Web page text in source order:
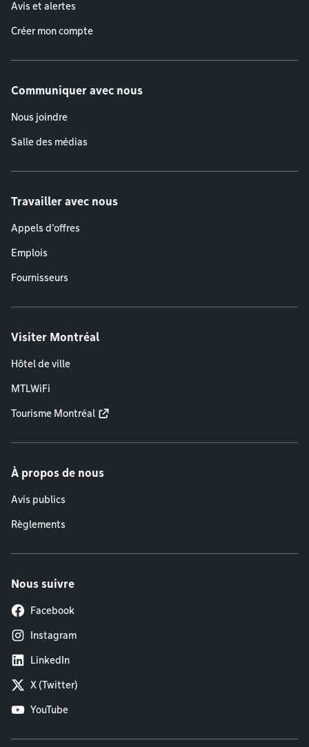
Avis et alertes
Créer mon compte
Communiquer avec nous
Nous joindre
Salle des médias
Travailler avec nous
Appels d'offres
Emplois
Fournisseurs
Visiter Montréal
Hôtel de ville
MTLWiFi
Tourisme Montréal
À propos de nous
Avis publics
Règlements
Nous suivre
Facebook
Instagram
LinkedIn
X (Twitter)
YouTube